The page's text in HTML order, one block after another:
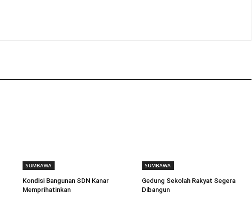
SUMBAWA
Kondisi Bangunan SDN Kanar
Memprihatinkan
SUMBAWA
Gedung Sekolah Rakyat Segera
Dibangun